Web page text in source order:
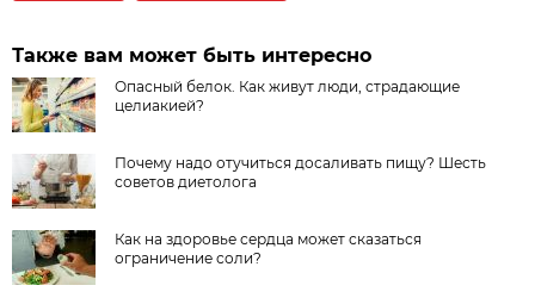
Также вам может быть интересно
Опасный белок. Как живут люди, страдающие
целиакией?
Почему надо отучиться досаливать пищу? Шесть
советов диетолога
Как на здоровье сердца может сказаться
ограничение соли?